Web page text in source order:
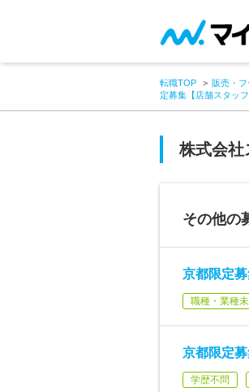
転職TOP 販売・
定募集【店舗スタッ
株式会社
その他の
京都限定
職種・業種
京都限定
学歴不問